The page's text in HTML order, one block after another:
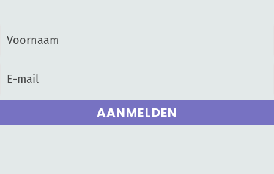
AANMELDEN